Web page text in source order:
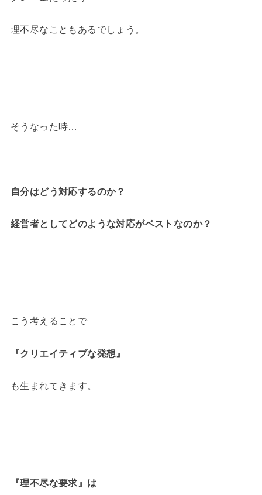
理不尽なこともあるでしょう。
そうなった時…
自分はどう対応するのか？
経営者としてどのような対応がベストなのか？
こう考えることで
『クリエイティブな発想』
も生まれてきます。
『理不尽な要求』は